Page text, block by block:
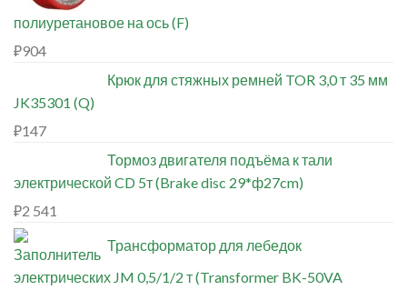
полиуретановое на ось (F)
₽904
Крюк для стяжных ремней TOR 3,0 т 35 мм
JK35301 (Q)
₽147
Тормоз двигателя подъёма к тали
электрической CD 5т (Brake disc 29*ф27cm)
₽2 541
Трансформатор для лебедок
электрических JM 0,5/1/2 т (Transformer BK-50VA